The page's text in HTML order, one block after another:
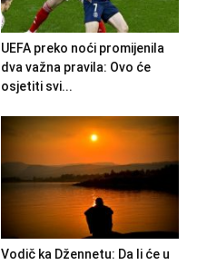
UEFA preko noći promijenila
dva važna pravila: Ovo će
osjetiti svi...
Vodič ka Džennetu: Da li će u